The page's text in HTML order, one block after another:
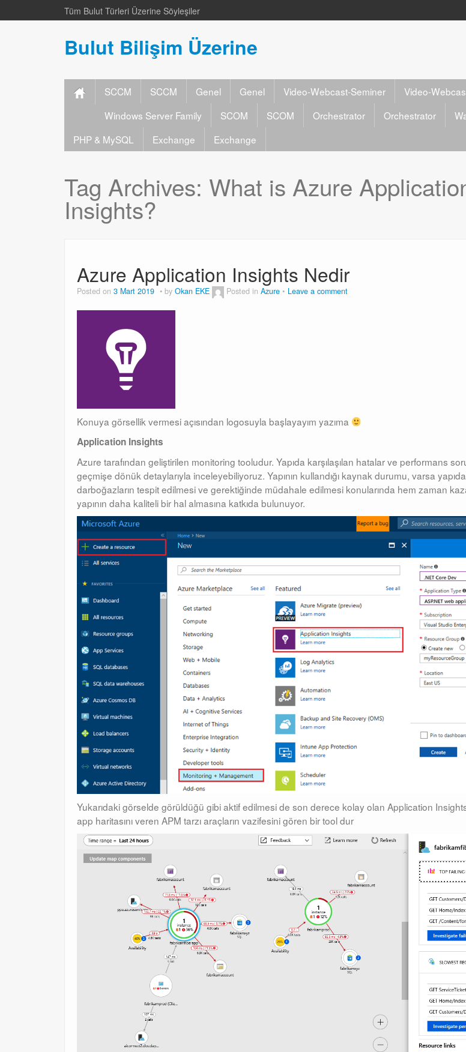
Tüm Bulut Türleri Üzerine Söyleşiler
Bulut Bilişim Üzerine
SCCM SCCM Genel Genel Video-Webcast-Seminer Video-
Windows Server Family
SCOM SCOM Orchestrator Orchestrator
PHP & MySQL
Exchange Exchange
Tag Archives: What is Azure
Insights?
Azure Application Insights Nedir
Posted on 3 Mart 2019 by Okan EKE Posted in Azure Leave a comment
Konuya görsellik vermesi açısından logosuyla başlayayım yazıma
Application Insights
Azure tarafından geliştirilen monitoring tooludur. Yapıda karşılaşılan hatalar ve performans
geçmişe dönük detaylarıyla inceleyebiliyoruz. Yapının kullandığı kaynak durumu, varsa yapıda
darboğazların tespit edilmesi ve gerektiğinde müdahale edilmesi konularında hem zaman
yapının daha kaliteli bir hal almasına katkıda bulunuyor.
Yukarıdaki görselde görüldüğü gibi aktif edilmesi de son derece kolay olan Application
app haritasını veren APM tarzı araçların vazifesini gören bir tool dur